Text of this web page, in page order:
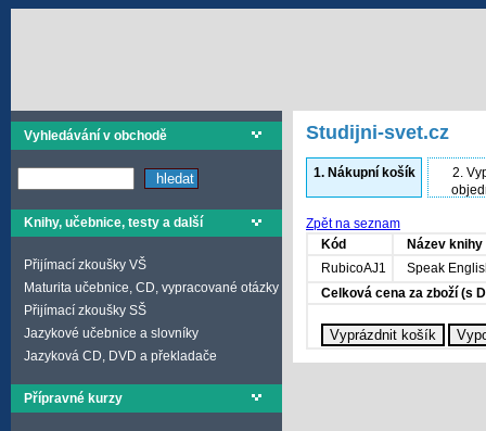
Vyhledávání v obchodě
Knihy, učebnice, testy a další
Přijímací zkoušky VŠ
Maturita učebnice, CD, vypracované otázky
Přijímací zkoušky SŠ
Jazykové učebnice a slovníky
Jazyková CD, DVD a překladače
Přípravné kurzy
Studijni-svet.cz
1.Nákupní košík 2.
Zpět na seznam
Kód
Název knihy
RubicoAJ1
Speak
Celková cena za zboží (s